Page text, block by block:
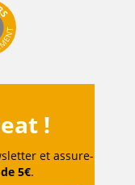
!
et assure-
5€.